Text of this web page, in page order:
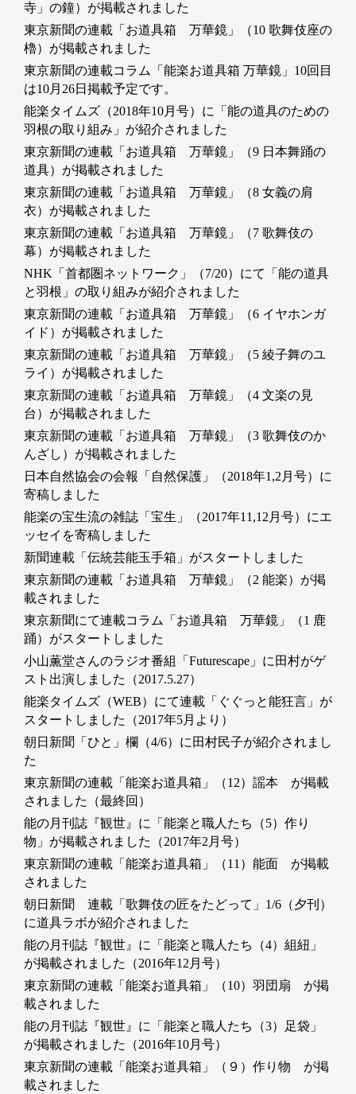
寺」の鐘）が掲載されました
東京新聞の連載「お道具箱 万華鏡」（10 歌舞伎座の
櫓）が掲載されました
東京新聞の連載コラム「能楽お道具箱 万華鏡」10回目
は10月26日掲載予定です。
能楽タイムズ（2018年10月号）に「能の道具のための
羽根の取り組み」が紹介されました
東京新聞の連載「お道具箱 万華鏡」（9 日本舞踊の
道具）が掲載されました
東京新聞の連載「お道具箱 万華鏡」（8 女義の肩
衣）が掲載されました
東京新聞の連載「お道具箱 万華鏡」（7 歌舞伎の
幕）が掲載されました
NHK「首都圏ネットワーク」（7/20）にて「能の道具
と羽根」の取り組みが紹介されました
東京新聞の連載「お道具箱 万華鏡」（6 イヤホンガ
イド）が掲載されました
東京新聞の連載「お道具箱 万華鏡」（5 綾子舞のユ
ライ）が掲載されました
東京新聞の連載「お道具箱 万華鏡」（4 文楽の見
台）が掲載されました
東京新聞の連載「お道具箱 万華鏡」（3 歌舞伎のか
んざし）が掲載されました
日本自然協会の会報「自然保護」（2018年1,2月号）に
寄稿しました
能楽の宝生流の雑誌「宝生」（2017年11,12月号）にエ
ッセイを寄稿しました
新聞連載「伝統芸能玉手箱」がスタートしました
東京新聞の連載「お道具箱 万華鏡」（2 能楽）が掲
載されました
東京新聞にて連載コラム「お道具箱 万華鏡」（1 鹿
踊）がスタートしました
小山薫堂さんのラジオ番組「Futurescape」に田村がゲ
スト出演しました（2017.5.27）
能楽タイムズ（WEB）にて連載「ぐぐっと能狂言」が
スタートしました（2017年5月より）
朝日新聞「ひと」欄（4/6）に田村民子が紹介されまし
た
東京新聞の連載「能楽お道具箱」（12）謡本 が掲載
されました（最終回）
能の月刊誌『観世』に「能楽と職人たち（5）作り
物」が掲載されました（2017年2月号）
東京新聞の連載「能楽お道具箱」（11）能面 が掲載
されました
朝日新聞 連載「歌舞伎の匠をたどって」1/6（夕刊）
に道具ラボが紹介されました
能の月刊誌『観世』に「能楽と職人たち（4）組紐」
が掲載されました（2016年12月号）
東京新聞の連載「能楽お道具箱」（10）羽団扇 が掲
載されました
能の月刊誌『観世』に「能楽と職人たち（3）足袋」
が掲載されました（2016年10月号）
東京新聞の連載「能楽お道具箱」（９）作り物 が掲
載されました